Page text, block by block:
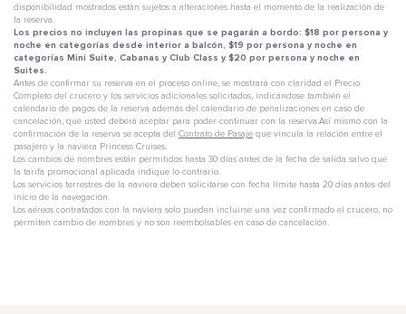
disponibilidad mostrados están sujetos a alteraciones hasta el momento de la realización de
la reserva.
Los precios no incluyen las propinas que se pagarán a bordo: $18 por persona y
noche en categorías desde interior a balcón, $19 por persona y noche en
categorías Mini Suite, Cabanas y Club Class y $20 por persona y noche en
Suites.
Antes de confirmar su reserva en el proceso online, se mostrará con claridad el Precio
Completo del crucero y los servicios adicionales solicitados, indicándose también el
calendario de pagos de la reserva además del calendario de penalizaciones en caso de
cancelación, que usted deberá aceptar para poder continuar con la reserva.Así mismo con la
confirmación de la reserva se acepta del Contrato de Pasaje que vincula la relación entre el
pasajero y la naviera Princess Cruises.
Los cambios de nombres están permitidos hasta 30 días antes de la fecha de salida salvo que
la tarifa promocional aplicada indique lo contrario.
Los servicios terrestres de la naviera deben solicitarse con fecha límite hasta 20 días antes del
inicio de la navegación.
Los aéreos contratados con la naviera solo pueden incluirse una vez confirmado el crucero, no
permiten cambio de nombres y no son reembolsables en caso de cancelación.